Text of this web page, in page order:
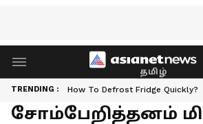
தமிழ்
TRENDING : How To Defrost Fridge Quickly?
சோம்பேறித்தனம்